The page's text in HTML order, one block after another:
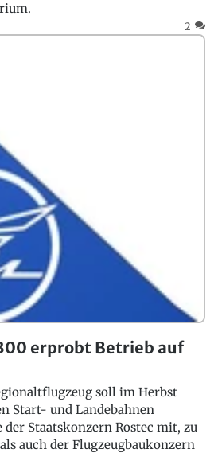
2
erprobt Betrieb auf
soll im Herbst
Start- und Landebahnen
Staatskonzern Rostec mit, zu
auch der Flugzeugbaukonzern